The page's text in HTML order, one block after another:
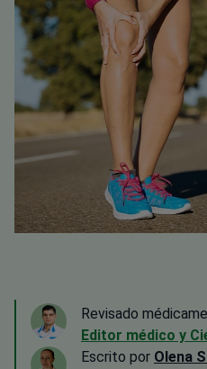
Revisado
Editor médico y
Escrito por Olena